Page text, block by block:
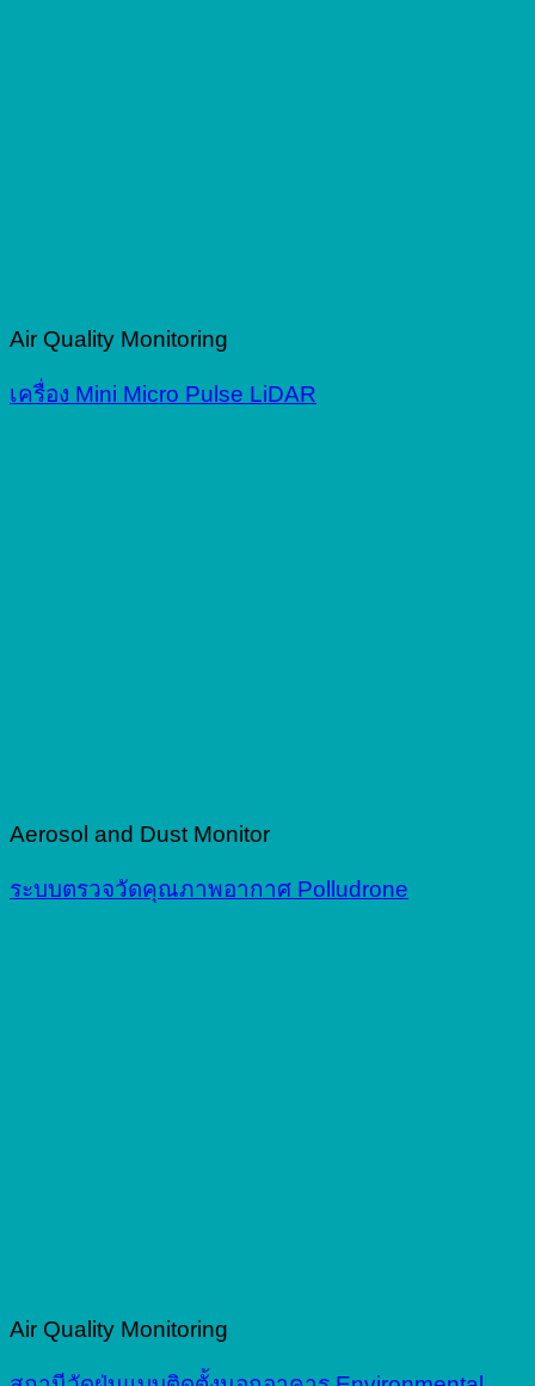
Air Quality Monitoring
เครื่อง Mini Micro Pulse LiDAR
Aerosol and Dust Monitor
ระบบตรวจวัดคุณภาพอากาศ Polludrone
Air Quality Monitoring